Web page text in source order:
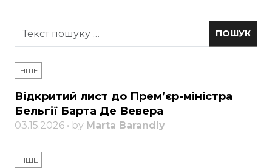
ІНШЕ
Відкритий лист до Прем’єр-міністра
Бельгії Барта Де Вевера
03.15.2026 • by Marta Barandiy
ІНШЕ